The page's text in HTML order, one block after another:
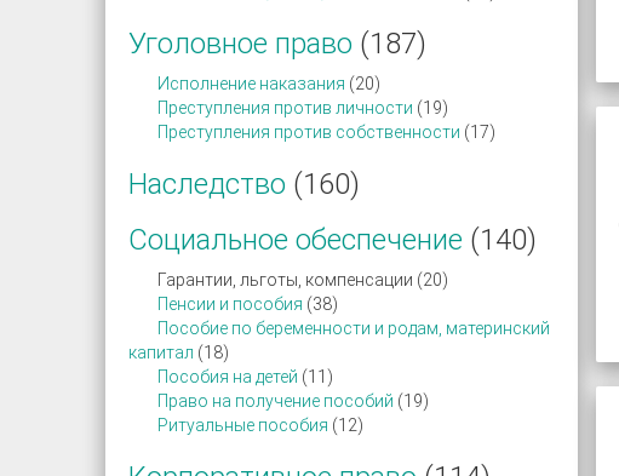
Уголовное право (187)
Исполнение наказания (20)
Преступления против личности (19)
Преступления против собственности (17)
Наследство (160)
Социальное обеспечение (140)
Гарантии, льготы, компенсации (20)
Пенсии и пособия (38)
Пособие по беременности и родам, материнский
капитал (18)
Пособия на детей (11)
Право на получение пособий (19)
Ритуальные пособия (12)